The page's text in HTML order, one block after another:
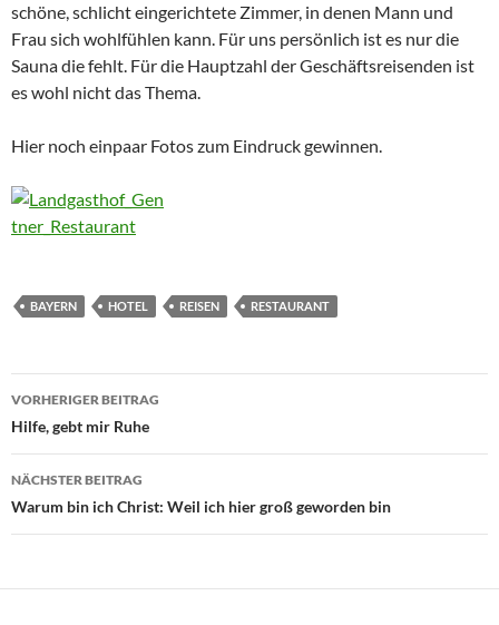
schöne, schlicht eingerichtete Zimmer, in denen Mann und
Frau sich wohlfühlen kann. Für uns persönlich ist es nur die
Sauna die fehlt. Für die Hauptzahl der Geschäftsreisenden ist
es wohl nicht das Thema.
Hier noch einpaar Fotos zum Eindruck gewinnen.
BAYERN HOTEL REISEN RESTAURANT
Beitragsnavigation
VORHERIGER BEITRAG
Hilfe, gebt mir Ruhe
NÄCHSTER BEITRAG
Warum bin ich Christ: Weil ich hier groß geworden bin